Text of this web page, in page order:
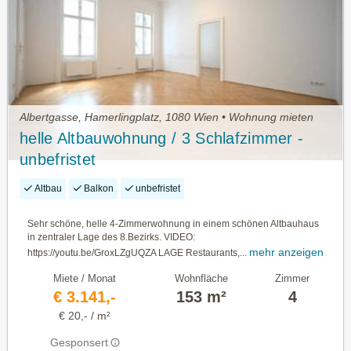
Albertgasse, Hamerlingplatz, 1080 Wien • Wohnung mieten
helle Altbauwohnung / 3 Schlafzimmer -
unbefristet
Altbau Balkon unbefristet
Sehr schöne, helle 4-Zimmerwohnung in einem schönen Altbauhaus
in zentraler Lage des 8.Bezirks. VIDEO:
https://youtu.be/GroxLZgUQZA LAGE Restaurants,... mehr anzeigen
Miete / Monat
€ 3.141,-
€ 20,- / m²
Gesponsert
Wohnfläche
153 m²
Zimmer
4